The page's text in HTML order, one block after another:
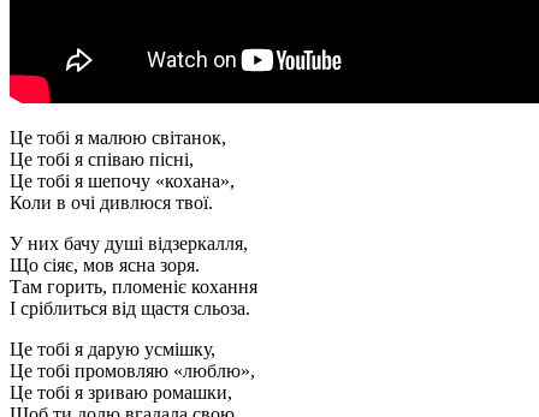
Це тобі я малюю світанок,
Це тобі я співаю пісні,
Це тобі я шепочу «кохана»,
Коли в очі дивлюся твої.
У них бачу душі відзеркалля,
Що сіяє, мов ясна зоря.
Там горить, пломеніє кохання
І сріблиться від щастя сльоза.
Це тобі я дарую усмішку,
Це тобі промовляю «люблю»,
Це тобі я зриваю ромашки,